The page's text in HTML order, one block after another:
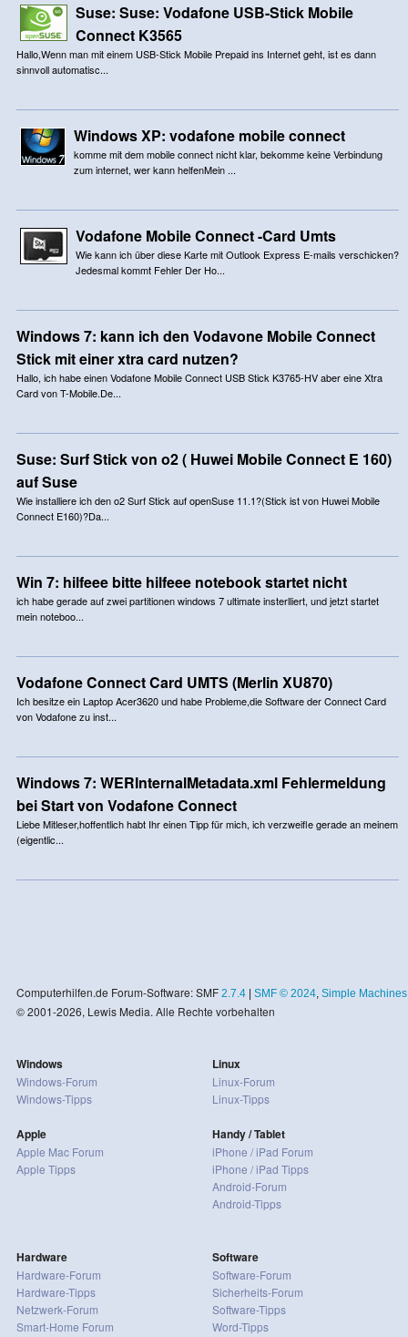
Suse: Suse: Vodafone USB-Stick Mobile
Connect K3565
Hallo,Wenn man mit einem USB-Stick Mobile Prepaid ins Internet geht, ist es dann
sinnvoll automatisc...
Windows XP: vodafone mobile connect
komme mit dem mobile connect nicht klar, bekomme keine Verbindung
zum internet, wer kann helfenMein ...
Vodafone Mobile Connect -Card Umts
Wie kann ich über diese Karte mit Outlook Express E-mails verschicken?
Jedesmal kommt Fehler Der Ho...
Windows 7: kann ich den Vodavone Mobile Connect
Stick mit einer xtra card nutzen?
Hallo, ich habe einen Vodafone Mobile Connect USB Stick K3765-HV aber eine Xtra
Card von T-Mobile.De...
Suse: Surf Stick von o2 ( Huwei Mobile Connect E 160)
auf Suse
Wie installiere ich den o2 Surf Stick auf openSuse 11.1?(Stick ist von Huwei Mobile
Connect E160)?Da...
Win 7: hilfeee bitte hilfeee notebook startet nicht
ich habe gerade auf zwei partitionen windows 7 ultimate insterlliert, und jetzt startet
mein noteboo...
Vodafone Connect Card UMTS (Merlin XU870)
Ich besitze ein Laptop Acer3620 und habe Probleme,die Software der Connect Card
von Vodafone zu inst...
Windows 7: WERInternalMetadata.xml Fehlermeldung
bei Start von Vodafone Connect
Liebe Mitleser,hoffentlich habt Ihr einen Tipp für mich, ich verzweifle gerade an meinem
(eigentlic...
Computerhilfen.de Forum-Software: SMF 2.7.4| SMF © 2024, Simple Machines
© 2001-2026, Lewis Media. Alle Rechte vorbehalten
Windows
Windows-Forum
Windows-Tipps
Apple
Apple Mac Forum
Apple Tipps
Linux
Linux-Forum
Linux-Tipps
Handy / Tablet
iPhone / iPad Forum
iPhone / iPad Tipps
Android-Forum
Android-Tipps
Hardware
Hardware-Forum
Hardware-Tipps
Netzwerk-Forum
Smart-Home Forum
Software
Software-Forum
Sicherheits-Forum
Software-Tipps
Word-Tipps